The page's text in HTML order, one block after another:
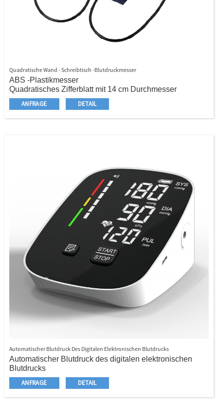
Quadratische Wand - Schreibtisch -Blutdruckmesser
ABS -Plastikmesser
Quadratisches Zifferblatt mit 14 cm Durchmesser
Vorder- und hinterher verstellbar für einfache Lektüre
Alle Arten von Manschetten verfügbar
Doppelrohr Erwachsener Latexblase
ANFRAGE DETAIL
Automatischer Blutdruck Des Digitalen Elektronischen Blutdrucks
Automatischer Blutdruck des digitalen elektronischen
Blutdrucks
Oberarmstil
Großer LED -Touchscreen
Intelligente Sprachabgabe
ANFRAGE DETAIL